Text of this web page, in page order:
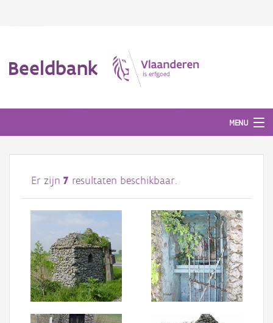
Beeldbank
MENU
Afbeeldingen
#BeeldIndeKijker
Over ons
Aanmelden
Er zijn 7 resultaten beschikbaar.